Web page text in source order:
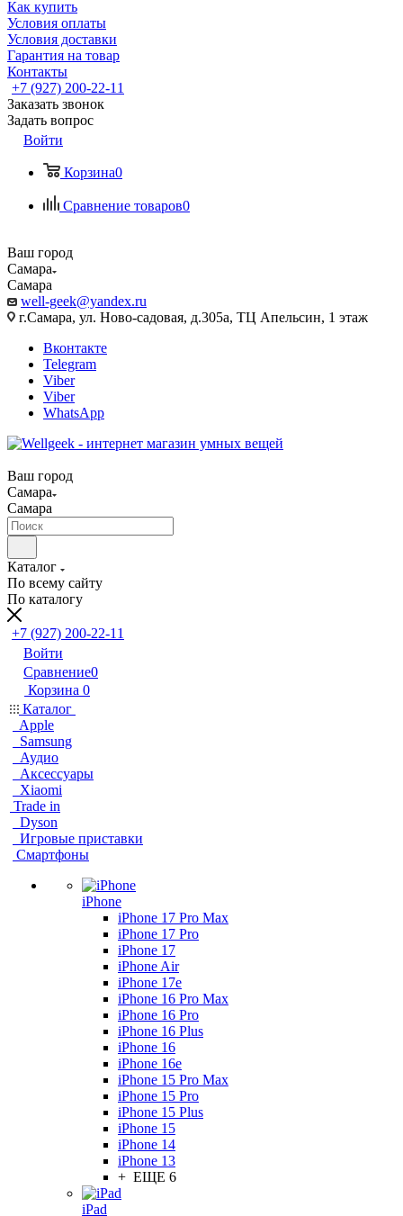
Как купить
Условия оплаты
Условия доставки
Гарантия на товар
Контакты
+7 (927) 200-22-11
Заказать звонок
Задать вопрос
Войти
Корзина0
Сравнение товаров0
Ваш город
Самара
Самара
well-geek@yandex.ru
г.Самара, ул. Ново-садовая, д.305а, ТЦ Апельсин, 1 этаж
Вконтакте
Telegram
Viber
Viber
WhatsApp
Ваш город
Самара
Самара
Каталог
По всему сайту
По каталогу
+7 (927) 200-22-11
Войти
Сравнение0
Корзина 0
Каталог
Apple
Samsung
Аудио
Аксессуары
Xiaomi
Trade in
Dyson
Игровые приставки
Смартфоны
iPhone
iPhone 17 Pro Max
iPhone 17 Pro
iPhone 17
iPhone Air
iPhone 17e
iPhone 16 Pro Max
iPhone 16 Pro
iPhone 16 Plus
iPhone 16
iPhone 16e
iPhone 15 Pro Max
iPhone 15 Pro
iPhone 15 Plus
iPhone 15
iPhone 14
iPhone 13
+ ЕЩЕ 6
iPad